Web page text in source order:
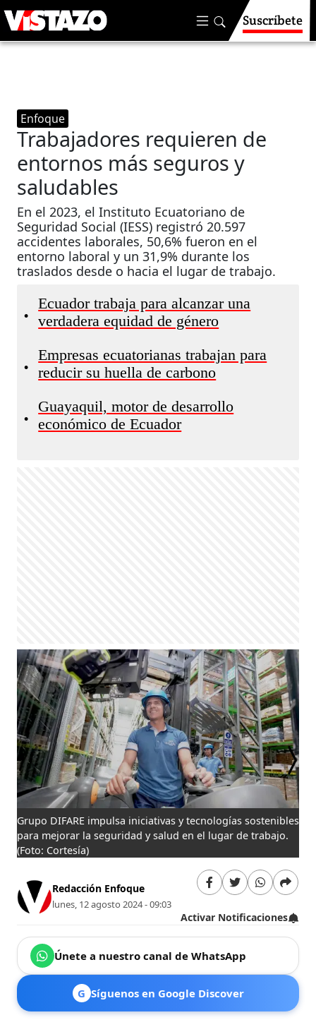
Suscríbete
Enfoque
Trabajadores requieren de
entornos más seguros y
saludables
En el 2023, el Instituto Ecuatoriano de
Seguridad Social (IESS) registró 20.597
accidentes laborales, 50,6% fueron en el
entorno laboral y un 31,9% durante los
traslados desde o hacia el lugar de trabajo.
•
Ecuador trabaja para alcanzar una
verdadera equidad de género
•
Empresas ecuatorianas trabajan para
reducir su huella de carbono
•
Guayaquil, motor de desarrollo
económico de Ecuador
Grupo DIFARE impulsa iniciativas y tecnologías sostenibles
para mejorar la seguridad y salud en el lugar de trabajo.
(Foto: Cortesía)
Redacción Enfoque
lunes, 12 agosto 2024 - 09:03
Activar Notificaciones
Únete a nuestro canal de WhatsApp
G Síguenos en Google Discover